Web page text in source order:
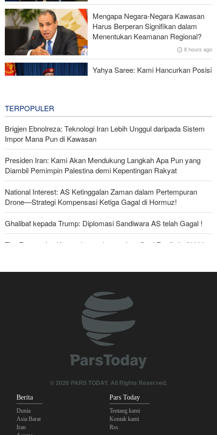
Gagal dalam Perang dengan Iran, Dua Pejabat Senior Mossad
Dipecat
Mengapa Negara-Negara Kawasan
Harus Berperan Signifikan dalam
Menentukan Keamanan Regional?
8 hours ago
Yahya Saree: Kami Hancurkan Posisi
TERPOPULER
Brigjen Ebnolreza: Teknologi Iran Lebih Unggul daripada Sistem
Impor Mana Pun di Kawasan
Presiden Iran: Kami Akan Mendukung Langkah Apa Pun yang
Diambil Pemimpin Palestina demi Kepentingan Rakyat
National Interest: AS Ketinggalan Zaman dalam Pertempuran
Drone—Strategi Kompensasi Ketiga Gagal di Hormuz!
Ghalibaf kepada Trump: Diplomasi Sandiwara AS telah Gagal !
The Economist: Kesepakatan dengan Iran Opsi Realistis Akhiri
Krisis Militer Israel; Kelelahan Fisik dan Keruntuhan Psikologis
Yahya Saree: Kami Hancurkan Posisi Pasukan Bayaran Saudi
dengan Rudal Balistik dan Drone
Brigjen Akrami Nia: Artesh dalam Kondisi Siaga Penuh
Anggota Kongres AS Khawatirkan Dampak Menipisnya Rudal
Amerika Hadapi Iran
© 2026 PARS TODAY. All Rights Reserved.
Berita
Dunia
Asia Barat
Iran
Pars Today
Tentang kami
Kontak kami
Rss